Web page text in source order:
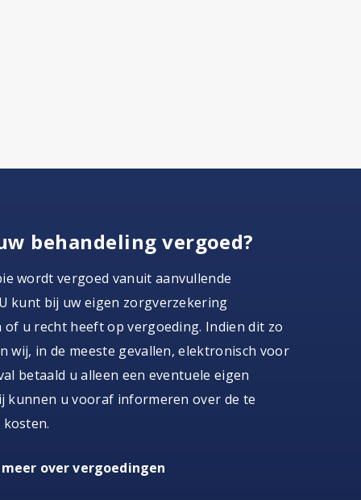
behandeling vergoed?
wordt vergoed vanuit aanvullende
kunt bij uw eigen zorgverzekering
u recht heeft op vergoeding. Indien dit zo
wij, in de meeste gevallen, elektronisch voor
betaald u alleen een eventuele eigen
kunnen u vooraf informeren over de te
meer over vergoedingen